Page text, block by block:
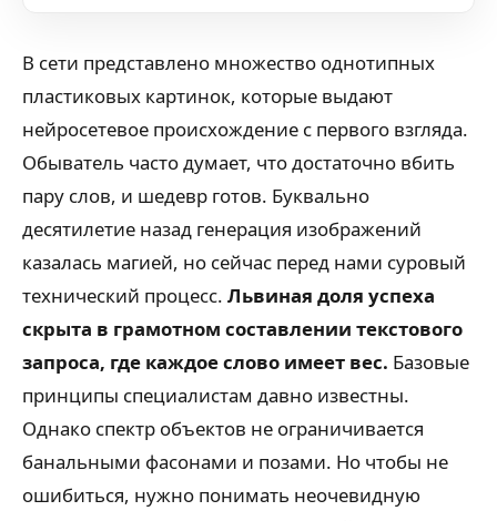
В сети представлено множество однотипных
пластиковых картинок, которые выдают
нейросетевое происхождение с первого взгляда.
Обыватель часто думает, что достаточно вбить
пару слов, и шедевр готов. Буквально
десятилетие назад генерация изображений
казалась магией, но сейчас перед нами суровый
технический процесс. Львиная доля успеха
скрыта в грамотном составлении текстового
запроса, где каждое слово имеет вес. Базовые
принципы специалистам давно известны.
Однако спектр объектов не ограничивается
банальными фасонами и позами. Но чтобы не
ошибиться, нужно понимать неочевидную